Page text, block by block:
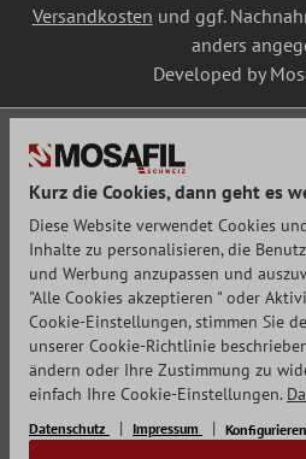
Versandkosten und ggf.
anders
Developed by
Kurz die Cookies, dann geht es
Diese Website verwendet Cookies
Inhalte zu personalisieren, die
und Werbung anzupassen und
"Alle Cookies akzeptieren " oder
Cookie-Einstellungen, stimmen Sie
unserer Cookie-Richtlinie
ändern oder Ihre Zustimmung zu
einfach Ihre Cookie-Einstellungen.
Datenschutz Impressum Konfigurieren